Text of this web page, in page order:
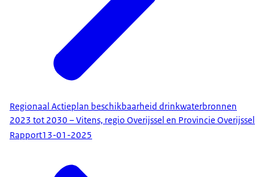
Regionaal Actieplan beschikbaarheid drinkwaterbronnen
2023 tot 2030 – Vitens, regio Overijssel en Provincie Overijssel
Rapport13-01-2025